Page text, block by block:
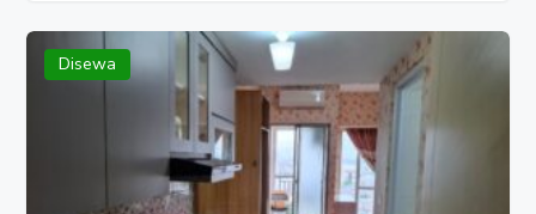
Disewa